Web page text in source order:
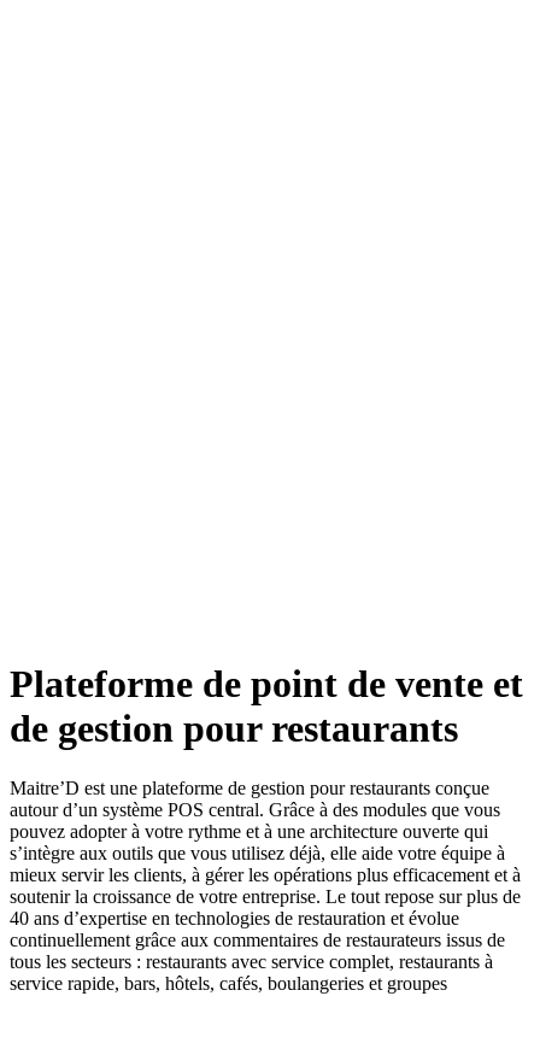
Plateforme de point de vente et
de gestion pour restaurants
Maitre’D est une plateforme de gestion pour restaurants conçue
autour d’un système POS central. Grâce à des modules que vous
pouvez adopter à votre rythme et à une architecture ouverte qui
s’intègre aux outils que vous utilisez déjà, elle aide votre équipe à
mieux servir les clients, à gérer les opérations plus efficacement et à
soutenir la croissance de votre entreprise. Le tout repose sur plus de
40 ans d’expertise en technologies de restauration et évolue
continuellement grâce aux commentaires de restaurateurs issus de
tous les secteurs : restaurants avec service complet, restaurants à
service rapide, bars, hôtels, cafés, boulangeries et groupes